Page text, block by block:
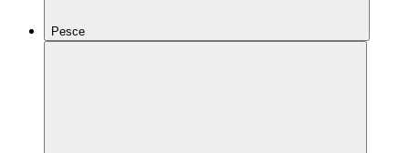
Pesce